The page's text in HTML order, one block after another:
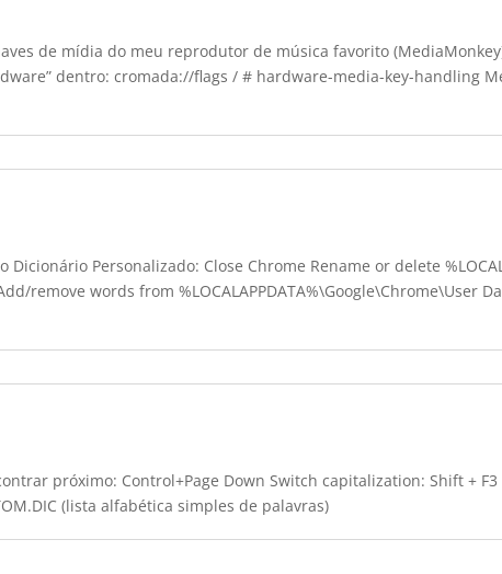
de mídia do meu reprodutor de música favorito
dentro: cromada://flags / # hardware-media-key-handling
Dicionário Personalizado: Close Chrome Rename or delete
remove words from %LOCALAPPDATA%\Google\Chrome\User
próximo: Control+Page Down Switch capitalization: Shift +
(lista alfabética simples de palavras)